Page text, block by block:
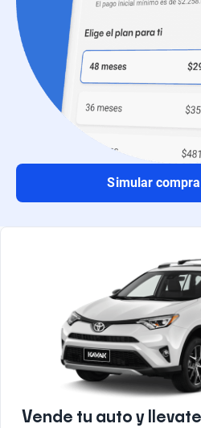
Simular
Vende tu auto y